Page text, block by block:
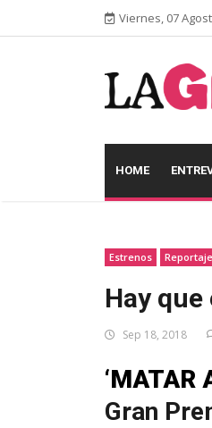
Viernes, 07
HOME
Estrenos
Hay
Sep 18, 2018
‘MATAR
Gran